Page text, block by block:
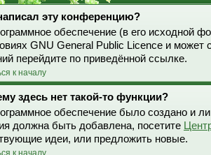
эту конференцию?
обеспечение (в его исходной
GNU General Public Licence и
перейдите по приведённой ссылке.
к началу
здесь нет такой-то функции?
обеспечение было создано и
должна быть добавлена, посетите
идеи, или предложить новые.
к началу